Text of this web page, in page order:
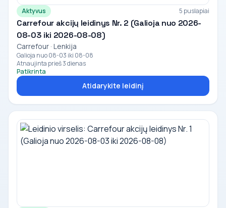
Aktyvus 5 puslapiai
Carrefour akcijų leidinys Nr. 2 (Galioja nuo 2026-
08-03 iki 2026-08-08)
Carrefour · Lenkija
Galioja nuo 08-03 iki 08-08
Atnaujinta prieš 3 dienas
Patikrinta
Atidarykite leidinį